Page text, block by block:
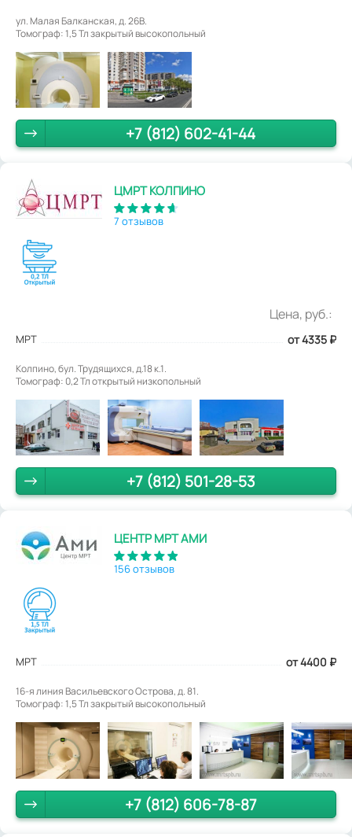
ул. Малая Балканская, д. 26В.
Томограф: 1,5 Тл закрытый высокопольный
+7 (812) 602-41-44
ЦМРТ КОЛПИНО
7 отзывов
Цена, руб.:
МРТ от 4335 ₽
Колпино, бул. Трудящихся, д.18 к.1.
Томограф: 0,2 Тл открытый низкопольный
+7 (812) 501-28-53
ЦЕНТР МРТ АМИ
156 отзывов
МРТ от 4400 ₽
16-я линия Васильевского Острова, д. 81.
Томограф: 1,5 Тл закрытый высокопольный
+7 (812) 606-78-87